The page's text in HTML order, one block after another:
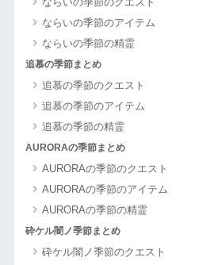
ならいの季節のアイテム
ならいの季節の精霊
追慕の季節まとめ
追慕の季節のクエスト
追慕の季節のアイテム
追慕の季節の精霊
AURORAの季節まとめ
AURORAの季節のクエスト
AURORAの季節のアイテム
AURORAの季節の精霊
砕ケル闇ノ季節まとめ
砕ケル闇ノ季節のクエスト